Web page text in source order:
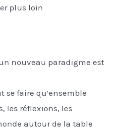
plus loin
nouveau paradigme est
se faire qu’ensemble
les réflexions, les
autour de la table